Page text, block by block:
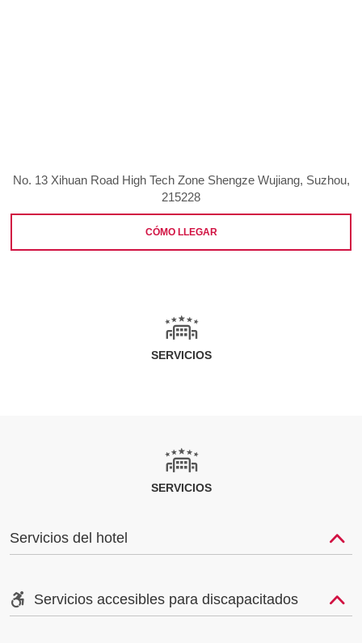
No. 13 Xihuan Road High Tech Zone Shengze Wujiang, Suzhou,
215228
CÓMO LLEGAR
SERVICIOS
SERVICIOS
Servicios del hotel
Servicios accesibles para discapacitados